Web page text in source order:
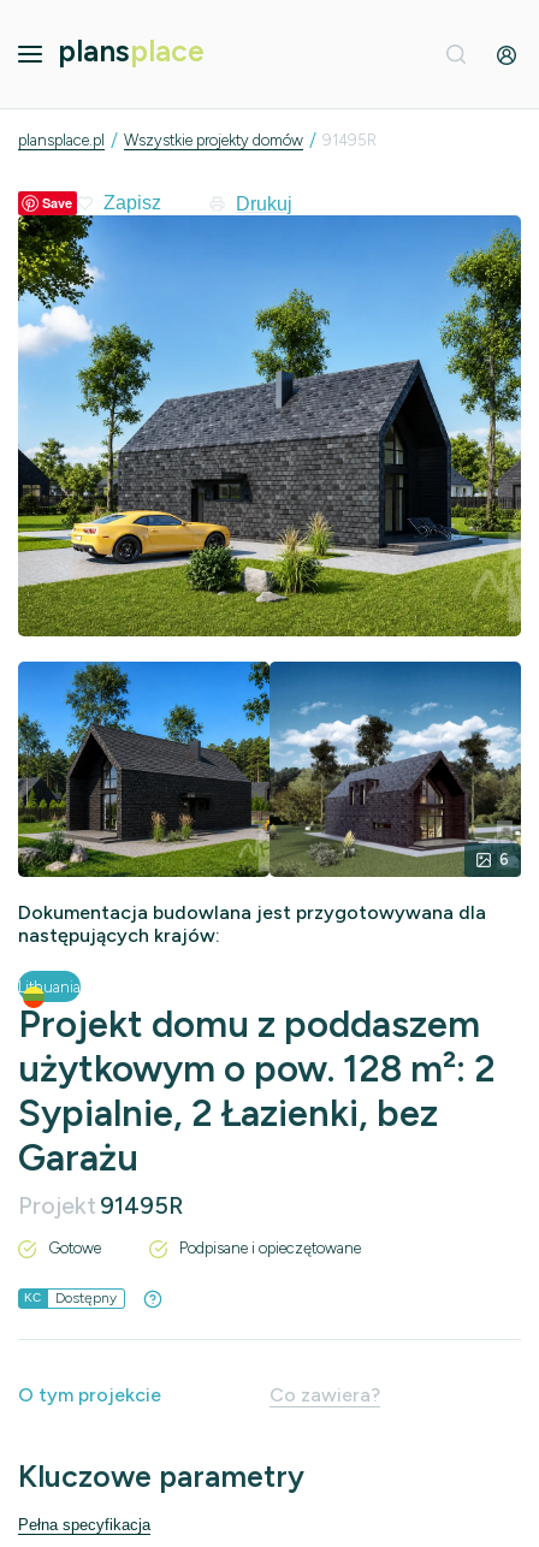
plansplace
plansplace.pl / Wszystkie projekty domów / 91495R
Save Drukuj
6
Dokumentacja budowlana jest przygotowywana dla
następujących krajów:
Lithuania
Projekt domu z poddaszem
użytkowym o pow. 128 m²: 2
Sypialnie, 2 Łazienki, bez
Garażu
Projekt 91495R
Gotowe Podpisane i opieczętowane
KC Dostępny
O tym projekcie Co zawiera?
Kluczowe parametry
Pełna specyfikacja